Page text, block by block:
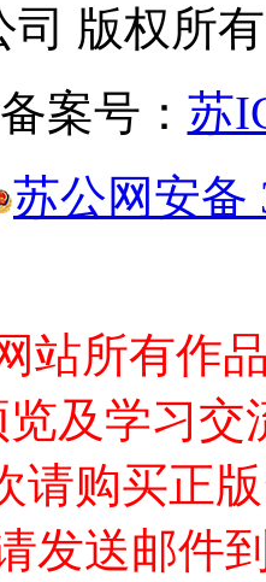
司 版权所有
备案号： 苏
苏公网安备
站所有作
及学习交
请购买正
发送邮件